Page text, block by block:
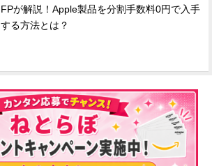
FPが解説！Apple製品を分割手数料0円で入手
する方法とは？